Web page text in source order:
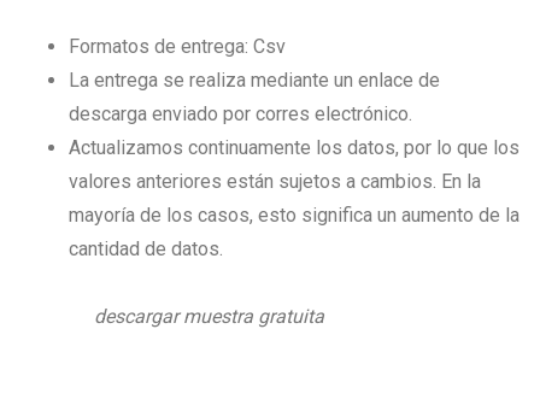
Formatos de entrega: Csv
La entrega se realiza mediante un enlace de
descarga enviado por corres electrónico.
Actualizamos continuamente los datos, por lo que los
valores anteriores están sujetos a cambios. En la
mayoría de los casos, esto significa un aumento de la
cantidad de datos.
descargar muestra gratuita